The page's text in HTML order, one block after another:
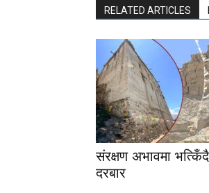
RELATED ARTICLES
संरक्षण अभावमा
दरबार